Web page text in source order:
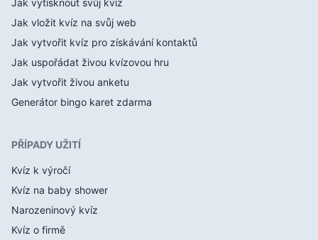
Jak vytisknout svůj kvíz
Jak vložit kvíz na svůj web
Jak vytvořit kvíz pro získávání kontaktů
Jak uspořádat živou kvízovou hru
Jak vytvořit živou anketu
Generátor bingo karet zdarma
PŘÍPADY UŽITÍ
Kvíz k výročí
Kvíz na baby shower
Narozeninový kvíz
Kvíz o firmě